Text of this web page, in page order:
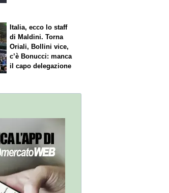
Italia, ecco lo staff
di Maldini. Torna
Oriali, Bollini vice,
c’è Bonucci: manca
il capo delegazione